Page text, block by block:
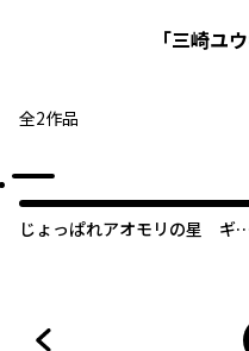
「三崎ユ
全2作品
じょっぱれアオモリの星 ギ